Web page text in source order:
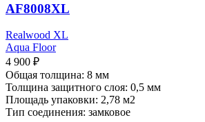
AF8008XL
Realwood XL
Aqua Floor
4 900 ₽
Общая толщина: 8 мм
Толщина защитного слоя: 0,5 мм
Площадь упаковки: 2,78 м2
Тип соединения: замковое